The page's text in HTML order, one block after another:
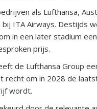
als Lufthansa,
bij ITA Airways. Destijds
in een later stadium
prijs.
de Lufthansa Group
recht om in 2028 de
wordt.